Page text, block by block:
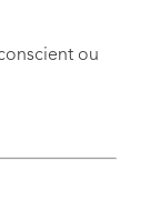
ou